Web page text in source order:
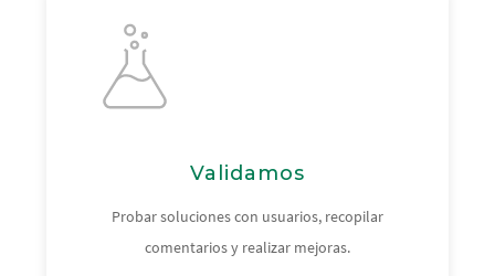
Validamos
Probar soluciones con usuarios, recopilar
comentarios y realizar mejoras.